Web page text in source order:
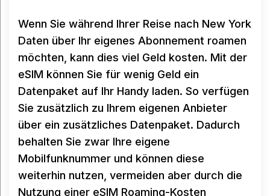
Wenn Sie während Ihrer Reise nach New York
Daten über Ihr eigenes Abonnement roamen
möchten, kann dies viel Geld kosten. Mit der
eSIM können Sie für wenig Geld ein
Datenpaket auf Ihr Handy laden. So verfügen
Sie zusätzlich zu Ihrem eigenen Anbieter
über ein zusätzliches Datenpaket. Dadurch
behalten Sie zwar Ihre eigene
Mobilfunknummer und können diese
weiterhin nutzen, vermeiden aber durch die
Nutzung einer eSIM Roaming-Kosten